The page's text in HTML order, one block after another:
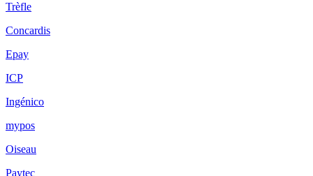
Trèfle
Concardis
Epay
ICP
Ingénico
mypos
Oiseau
Paytec